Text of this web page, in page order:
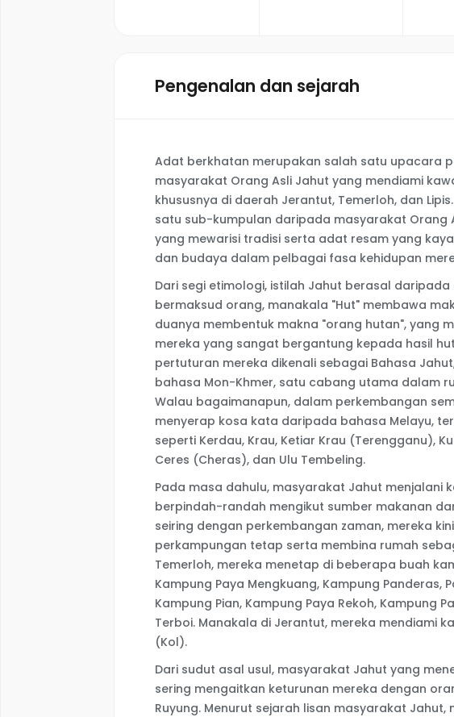
Pengenalan dan sejarah
Adat berkhatan merupakan salah satu upacara
masyarakat Orang Asli Jahut yang mendiami
khususnya di daerah Jerantut, Temerloh, dan
satu sub-kumpulan daripada masyarakat Orang
yang mewarisi tradisi serta adat resam yang
dan budaya dalam pelbagai fasa kehidupan
Dari segi etimologi, istilah Jahut berasal
bermaksud orang, manakala "Hut" membawa
duanya membentuk makna "orang hutan", yang
mereka yang sangat bergantung kepada hasil
pertuturan mereka dikenali sebagai Bahasa
bahasa Mon-Khmer, satu cabang utama dalam
Walau bagaimanapun, dalam perkembangan
menyerap kosa kata daripada bahasa Melayu,
seperti Kerdau, Krau, Ketiar Krau (Terengganu),
Ceres (Cheras), dan Ulu Tembeling.
Pada masa dahulu, masyarakat Jahut menjalani
berpindah-randah mengikut sumber makanan
seiring dengan perkembangan zaman, mereka
perkampungan tetap serta membina rumah
Temerloh, mereka menetap di beberapa buah
Kampung Paya Mengkuang, Kampung Panderas,
Kampung Pian, Kampung Paya Rekoh, Kampung
Terboi. Manakala di Jerantut, mereka mendiami
(Kol).
Dari sudut asal usul, masyarakat Jahut yang
sering mengaitkan keturunan mereka dengan
Ruyung. Menurut sejarah lisan masyarakat